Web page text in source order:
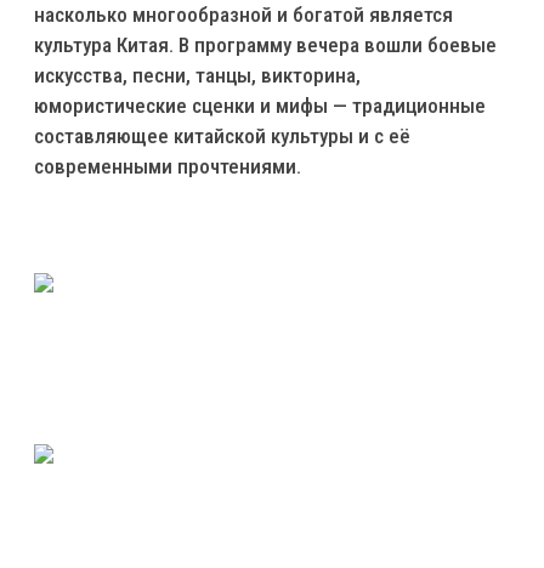
насколько многообразной и богатой является
культура Китая. В программу вечера вошли боевые
искусства, песни, танцы, викторина,
юмористические сценки и мифы — традиционные
составляющее китайской культуры и с её
современными прочтениями.